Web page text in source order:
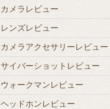
カメラレビュー
レンズレビュー
カメラアクセサリーレビュー
サイバーショットレビュー
ウォークマンレビュー
ヘッドホンレビュー